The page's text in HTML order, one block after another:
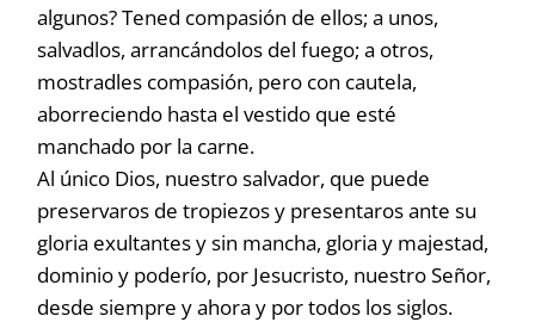
algunos? Tened compasión de ellos; a unos,
salvadlos, arrancándolos del fuego; a otros,
mostradles compasión, pero con cautela,
aborreciendo hasta el vestido que esté
manchado por la carne.
Al único Dios, nuestro salvador, que puede
preservaros de tropiezos y presentaros ante su
gloria exultantes y sin mancha, gloria y majestad,
dominio y poderío, por Jesucristo, nuestro Señor,
desde siempre y ahora y por todos los siglos.